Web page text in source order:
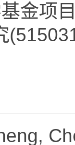
金项